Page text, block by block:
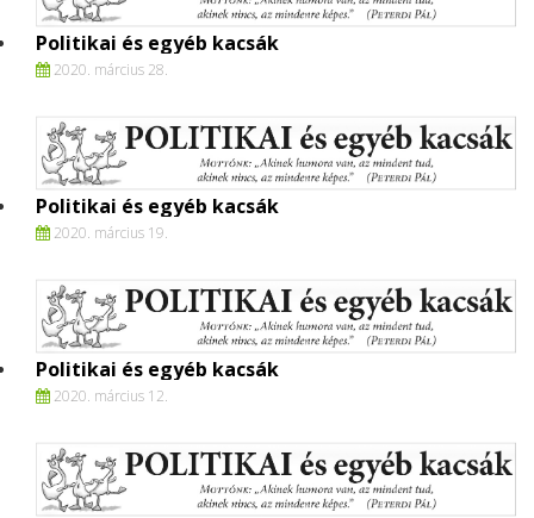
Politikai és egyéb kacsák
2020. március 28.
Politikai és egyéb kacsák
2020. március 19.
Politikai és egyéb kacsák
2020. március 12.